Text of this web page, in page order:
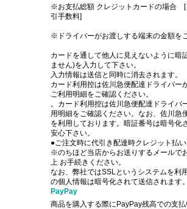
※お支払総額 クレジットカードの場合 [
引手数料]
※ドライバーがお渡しする端末の金額を
カードを通して他人に見えないように暗
ません)を入力して下さい。
入力情報は送信と同時に消去されます。
カード利用控は佐川急便配達ドライバー
ご利用明細をご確認ください。
。カード利用控は佐川急便配達ドライバ
用明細をご確認ください。なお、佐川急
を利用しております。暗証番号は暗号化
安心下さい。
●ご注文時に代引き配達時クレジット払い
※のちほど当店からお送りするメールで
上 お手続きください。
なお、弊社ではSSLというシステムを利
の個人情報は暗号化されて送信されます
PayPay
商品を購入する際にPayPay残高での支